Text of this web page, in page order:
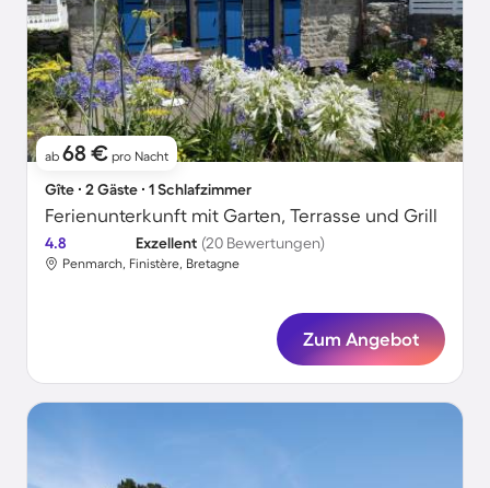
ab 68 € pro Nacht
Gîte ∙ 2 Gäste ∙ 1 Schlafzimmer
Ferienunterkunft mit Garten, Terrasse und Grill
4.8 Exzellent (20 Bewertungen)
Penmarch, Finistère, Bretagne
Zum Angebot